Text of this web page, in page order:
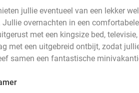
jullie eventueel van een lekker
overnachten in een
met een kingsize bed,
met een uitgebreid ontbijt, zodat
samen een fantastische